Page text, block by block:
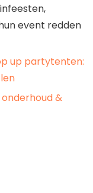
event redden
up partytenten:
onderhoud &